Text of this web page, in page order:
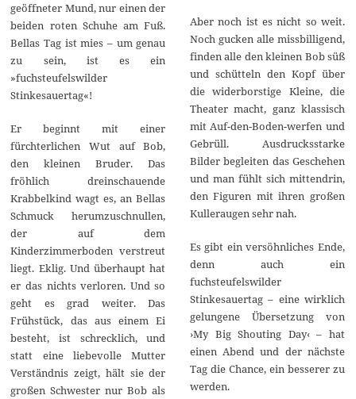
geöffneter Mund, nur einen der
beiden roten Schuhe am Fuß.
Bellas Tag ist mies – um genau
zu sein, ist es ein
»fuchsteufelswilder
Stinkesauertag«!
Er beginnt mit einer
fürchterlichen Wut auf Bob,
den kleinen Bruder. Das
fröhlich dreinschauende
Krabbelkind wagt es, an Bellas
Schmuck herumzuschnullen,
der auf dem
Kinderzimmerboden verstreut
liegt. Eklig. Und überhaupt hat
er das nichts verloren. Und so
geht es grad weiter. Das
Frühstück, das aus einem Ei
besteht, ist schrecklich, und
statt eine liebevolle Mutter
Verständnis zeigt, hält sie der
großen Schwester nur Bob als
Aber noch ist es nicht so weit.
Noch gucken alle missbilligend,
finden alle den kleinen Bob süß
und schütteln den Kopf über
die widerborstige Kleine, die
Theater macht, ganz klassisch
mit Auf-den-Boden-werfen und
Gebrüll. Ausdrucksstarke
Bilder begleiten das Geschehen
und man fühlt sich mittendrin,
den Figuren mit ihren großen
Kulleraugen sehr nah.
Es gibt ein versöhnliches Ende,
denn auch ein
fuchsteufelswilder
Stinkesauertag – eine wirklich
gelungene Übersetzung von
›My Big Shouting Day‹ – hat
einen Abend und der nächste
Tag die Chance, ein besserer zu
werden.